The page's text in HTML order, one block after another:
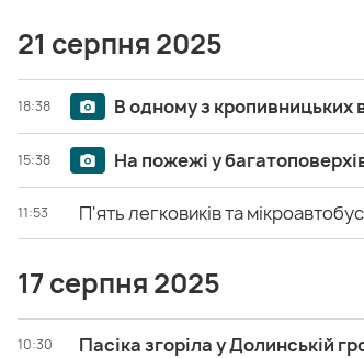
21 серпня 2025
18:38 В одному з кропивницьких
15:38 На пожежі у
11:53 П'ять легковиків та
17 серпня 2025
10:30 Пасіка згоріла у Долинській